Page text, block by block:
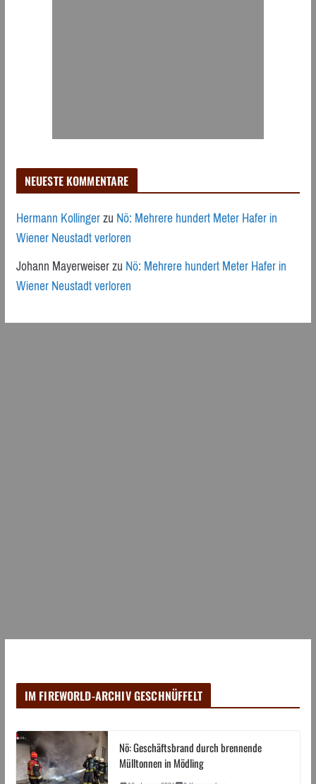
NEUESTE KOMMENTARE
Hermann KollingerzuNö: Mehrere hundert Meter Hafer in
Wiener Neustadt verloren
Johann MayerweiserzuNö: Mehrere hundert Meter Hafer in
Wiener Neustadt verloren
IM FIREWORLD-ARCHIV GESCHNÜFFELT
Nö: Geschäftsbrand durch brennende
Mülltonnen in Mödling